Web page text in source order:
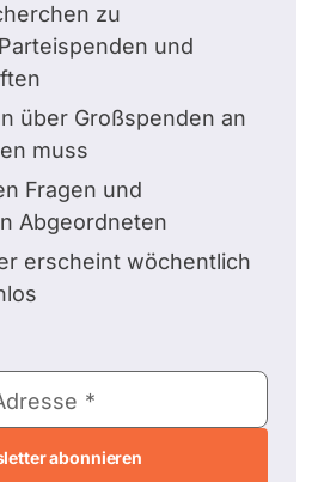
zu
und
über Großspenden an
muss
Fragen und
Abgeordneten
erscheint wöchentlich